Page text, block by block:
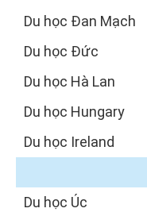
Du học Đan Mạch
Du học Đức
Du học Hà Lan
Du học Hungary
Du học Ireland
Du học Úc